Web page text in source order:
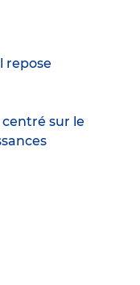
repose
sur le